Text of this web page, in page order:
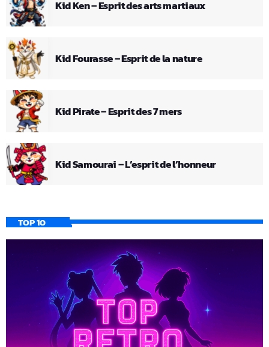
Kid Ken – Esprit des arts martiaux
Kid Fourasse – Esprit de la nature
Kid Pirate – Esprit des 7 mers
Kid Samourai – L’esprit de l’honneur
TOP 10